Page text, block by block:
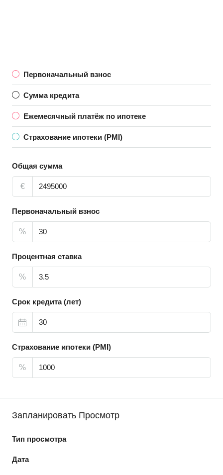
Первоначальный взнос
Сумма кредита
Ежемесячный платёж по ипотеке
Страхование ипотеки (PMI)
Общая сумма
€
Первоначальный взнос
%
Процентная ставка
%
Срок кредита (лет)
Страхование ипотеки (PMI)
%
Запланировать Просмотр
Тип просмотра
Дата